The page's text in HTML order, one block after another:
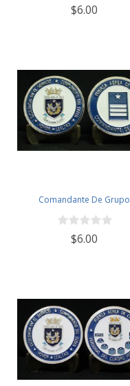
$6.00
Comandante De Grupo
$6.00